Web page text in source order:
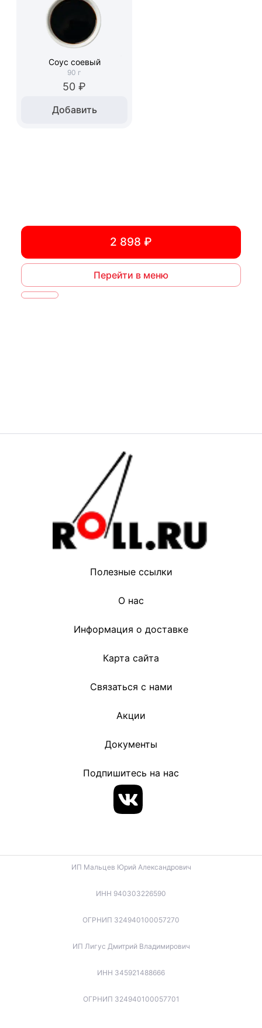
Соус соевый
90 г
50 ₽
Добавить
2 898 ₽
Перейти в меню
Полезные ссылки
О нас
Информация о доставке
Карта сайта
Связаться с нами
Акции
Документы
Подпишитесь на нас
ИП Мальцев Юрий Александрович
ИНН 940303226590
ОГРНИП 324940100057270
ИП Лигус Дмитрий Владимирович
ИНН 345921488666
ОГРНИП 324940100057701